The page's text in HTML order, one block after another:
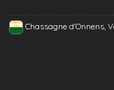
Chassagne d'Onnens,